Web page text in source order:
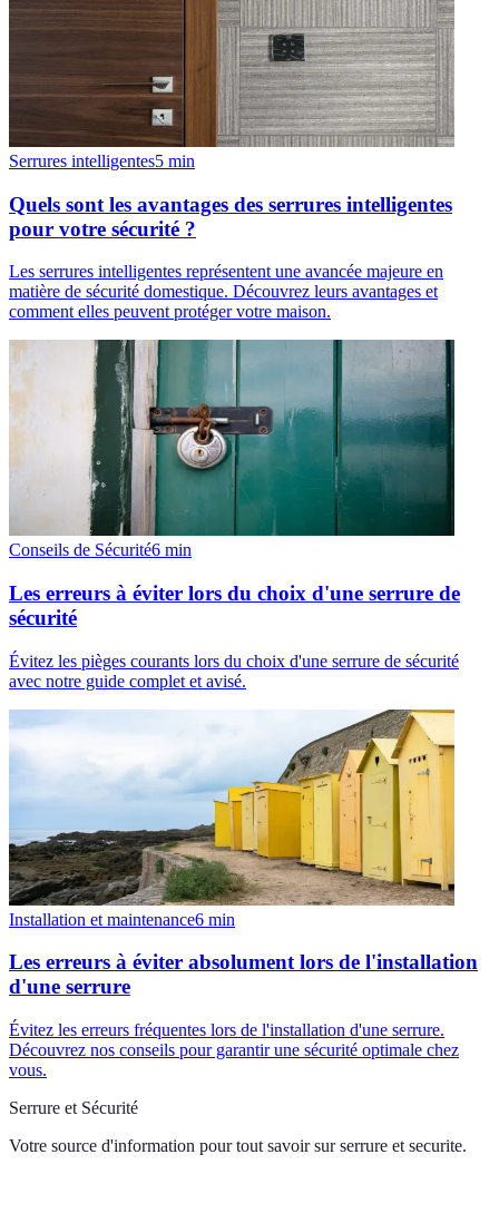
Serrures intelligentes5 min
Quels sont les avantages des serrures intelligentes
pour votre sécurité ?
Les serrures intelligentes représentent une avancée majeure en
matière de sécurité domestique. Découvrez leurs avantages et
comment elles peuvent protéger votre maison.
Conseils de Sécurité6 min
Les erreurs à éviter lors du choix d'une serrure de
sécurité
Évitez les pièges courants lors du choix d'une serrure de sécurité
avec notre guide complet et avisé.
Installation et maintenance6 min
Les erreurs à éviter absolument lors de l'installation
d'une serrure
Évitez les erreurs fréquentes lors de l'installation d'une serrure.
Découvrez nos conseils pour garantir une sécurité optimale chez
vous.
Serrure et Sécurité
Votre source d'information pour tout savoir sur serrure et securite.